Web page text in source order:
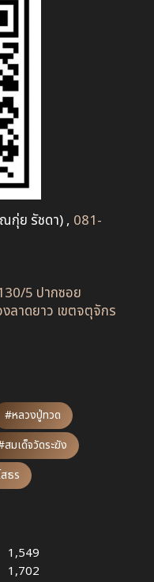
กุ่ย รัชดา) , 081-
5 ปากซอย
ลาดยาว เขตจตุจักร
#หลวงปู่ทวด
สมเด็จวัดระฆัง
ธร
1,549
1,702